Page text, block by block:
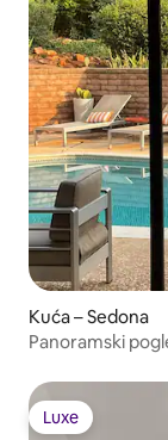
Kuća – Sedona
Panoramski
Luxe
Luxe